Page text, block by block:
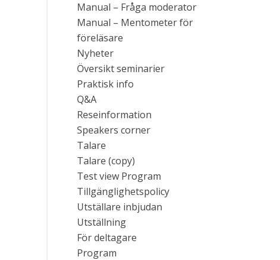
Manual – Fråga moderator
Manual – Mentometer för
föreläsare
Nyheter
Översikt seminarier
Praktisk info
Q&A
Reseinformation
Speakers corner
Talare
Talare (copy)
Test view Program
Tillgänglighetspolicy
Utställare inbjudan
Utställning
För deltagare
Program